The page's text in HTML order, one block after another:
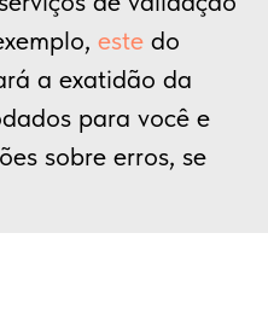
este do
a exatidão da
para você e
sobre erros, se